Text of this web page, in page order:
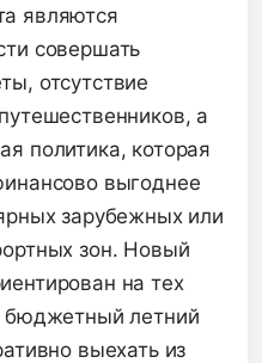
являются
совершать
отсутствие
а
политика, которая
выгоднее
зарубежных или
зон. Новый
на тех
бюджетный летний
выехать из